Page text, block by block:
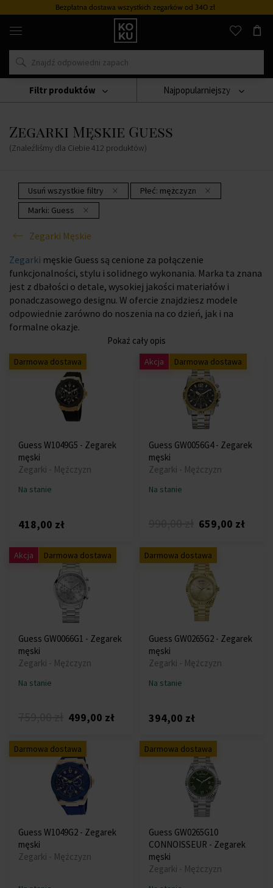
zegarkówod 340 zł
Oryginalne
perfumy
zegarki
w
miejscu
Zegarki
Zegarki Męskie Zegarki Męskie Guess
Zegarki Męskie Guess
(Znaleźliśmy dla Ciebie412 produktów)
Najpopularniejszy
Usuń wszystkie filtry Płeć: mężczyzn
Marki: Guess
Zegarki Męskie
Filtr produktów
Zegarki męskie Guess są cenione za połączenie
funkcjonalności, stylu i solidnego wykonania. Marka ta znana
jest z dbałości o detale, wysokiej jakości materiałów i
ponadczasowego designu. W ofercie znajdziesz modele
odpowiednie zarówno do noszenia na co dzień, jak i na
formalne okazje.
Pokaż cały opis
Darmowa dostawa
Guess W1049G5 - Zegarek
męski
Zegarki - Mężczyzn
Na stanie
418,00 zł
Akcja Darmowa dostawa
Guess GW0056G4 - Zegarek
męski
Zegarki - Mężczyzn
Na stanie
659,00 zł
Akcja Darmowa dostawa
Guess GW0066G1 - Zegarek
męski
Zegarki - Mężczyzn
Na stanie
499,00 zł
Darmowa dostawa
Guess GW0265G2 - Zegarek
męski
Zegarki - Mężczyzn
Na stanie
394,00 zł
Darmowa dostawa
Guess W1049G2 - Zegarek
męski
Zegarki - Mężczyzn
Darmowa dostawa
Guess GW0265G10
CONNOISSEUR - Zegarek
męski
Zegarki - Mężczyzn